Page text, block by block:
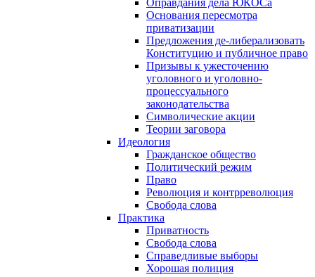
Оправдания дела ЮКОСа
Основания пересмотра
приватизации
Предложения де-либерализовать
Конституцию и публичное право
Призывы к ужесточению
уголовного и уголовно-
процессуального
законодательства
Символические акции
Теории заговора
Идеология
Гражданское общество
Политический режим
Право
Революция и контрреволюция
Свобода слова
Практика
Приватность
Свобода слова
Справедливые выборы
Хорошая полиция